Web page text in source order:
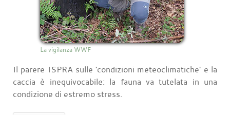
La vigilanza WWF
Il parere ISPRA sulle 'condizioni meteoclimatiche' e la
caccia è inequivocabile: la fauna va tutelata in una
condizione di estremo stress.